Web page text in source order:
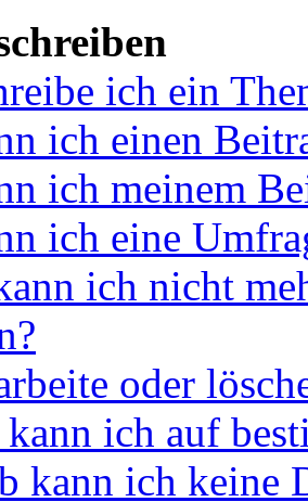
ich ein
ich einen
ich meinem
ich eine
ich nicht
oder
ich auf
kann ich keine